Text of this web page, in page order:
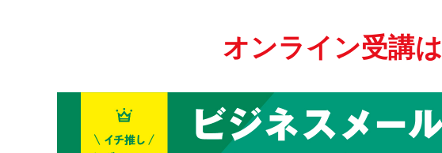
オンライン受講は